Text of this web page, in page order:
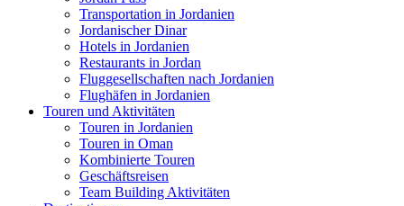
Transportation in Jordanien
Jordanischer Dinar
Hotels in Jordanien
Restaurants in Jordan
Fluggesellschaften nach Jordanien
Flughäfen in Jordanien
Touren und Aktivitäten
Touren in Jordanien
Touren in Oman
Kombinierte Touren
Geschäftsreisen
Team Building Aktivitäten